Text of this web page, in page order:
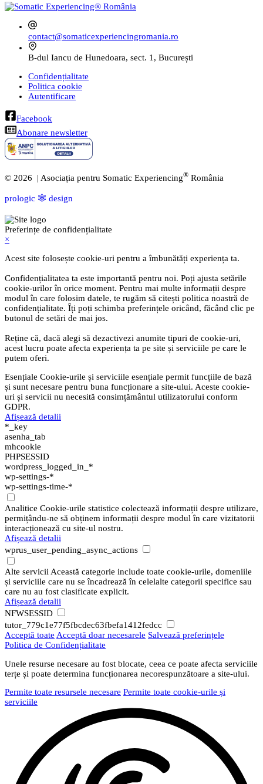
contact@somaticexperiencingromania.ro
B-dul Iancu de Hunedoara, sect. 1, București
Confidențialitate
Politica cookie
Autentificare
Facebook
Abonare newsletter
© 2026 | Asociația pentru Somatic Experiencing® România
prologic 🕸️ design
Preferințe de confidențialitate
×
Acest site folosește cookie-uri pentru a îmbunătăți experiența ta.
Confidențialitatea ta este importantă pentru noi. Poți ajusta setările
cookie-urilor în orice moment. Pentru mai multe informații despre
modul în care folosim datele, te rugăm să citești politica noastră de
confidențialitate. Îți poți schimba preferințele oricând, făcând clic pe
butonul de setări de mai jos.
Reține că, dacă alegi să dezactivezi anumite tipuri de cookie-uri,
acest lucru poate afecta experiența ta pe site și serviciile pe care le
putem oferi.
Esențiale Cookie-urile și serviciile esențiale permit funcțiile de bază
și sunt necesare pentru buna funcționare a site-ului. Aceste cookie-
uri și servicii nu necesită consimțământul utilizatorului conform
GDPR.
Afișează detalii
*_key
asenha_tab
mhcookie
PHPSESSID
wordpress_logged_in_*
wp-settings-*
wp-settings-time-*
Analitice Cookie-urile statistice colectează informații despre utilizare,
permițându-ne să obținem informații despre modul în care vizitatorii
interacționează cu site-ul nostru.
Afișează detalii
wprus_user_pending_async_actions
Alte servicii Această categorie include toate cookie-urile, domeniile
și serviciile care nu se încadrează în celelalte categorii specifice sau
care nu au fost clasificate explicit.
Afișează detalii
NFWSESSID
tutor_779c1e77f5fbcdec63fbefa1412fedcc
Acceptă toate Acceptă doar necesarele Salvează preferințele
Politica de Confidențialitate
Unele resurse necesare au fost blocate, ceea ce poate afecta serviciile
terțe și poate determina funcționarea necorespunzătoare a site-ului.
Permite toate resursele necesare Permite toate cookie-urile și
serviciile